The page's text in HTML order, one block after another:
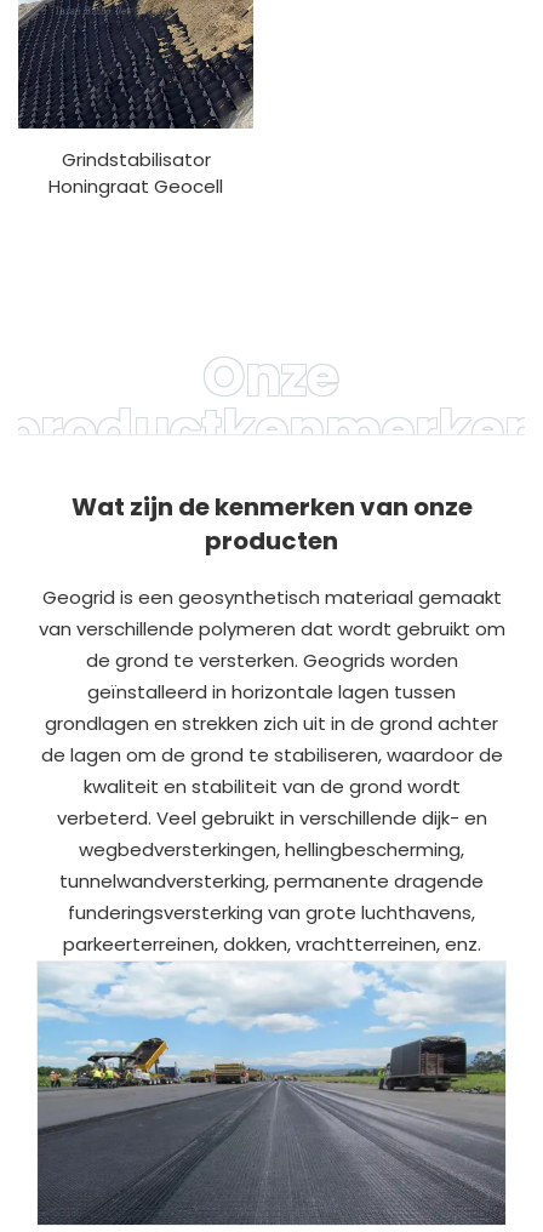
Grindstabilisator
Honingraat Geocell
Onze
productkenmerken
Wat zijn de kenmerken van onze
producten
Geogrid is een geosynthetisch materiaal gemaakt
van verschillende polymeren dat wordt gebruikt om
de grond te versterken. Geogrids worden
geïnstalleerd in horizontale lagen tussen
grondlagen en strekken zich uit in de grond achter
de lagen om de grond te stabiliseren, waardoor de
kwaliteit en stabiliteit van de grond wordt
verbeterd. Veel gebruikt in verschillende dijk- en
wegbedversterkingen, hellingbescherming,
tunnelwandversterking, permanente dragende
funderingsversterking van grote luchthavens,
parkeerterreinen, dokken, vrachtterreinen, enz.